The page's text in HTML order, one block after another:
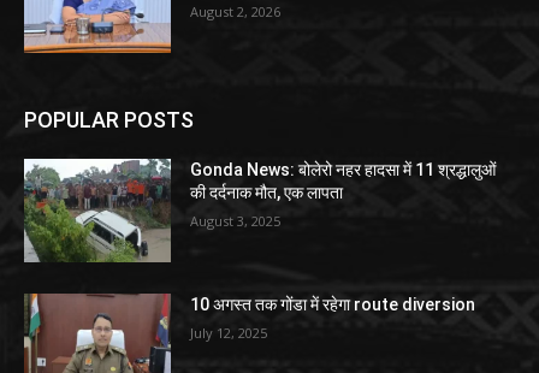
August 2, 2026
POPULAR POSTS
Gonda News: बोलेरो नहर हादसा में 11 श्रद्धालुओं
की दर्दनाक मौत, एक लापता
August 3, 2025
10 अगस्त तक गोंडा में रहेगा route diversion
July 12, 2025